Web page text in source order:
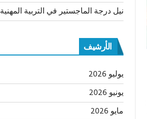
نيل درجة الماجستير في التربية المهنية
الأرشيف
يوليو 2026
يونيو 2026
مايو 2026